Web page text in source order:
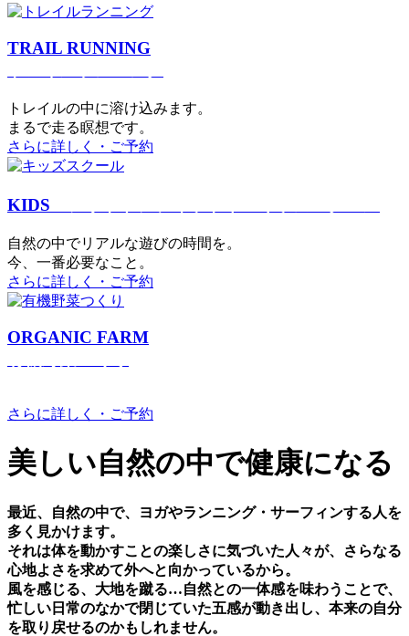
TRAIL RUNNING
トレイルの中に溶け込みます。
まるで⾛る瞑想です。
さらに詳しく・ご予約
KIDS
⾃然の中でリアルな遊びの時間を。
今、⼀番必要なこと。
さらに詳しく・ご予約
ORGANIC FARM
さらに詳しく・ご予約
美しい⾃然の中で健康になる
最近、⾃然の中で、ヨガやランニング・サーフィンする⼈を
多く⾒かけます。
それは体を動かすことの楽しさに気づいた⼈々が、さらなる
⼼地よさを求めて外へと向かっているから。
⾵を感じる、⼤地を蹴る…⾃然との⼀体感を味わうことで、
忙しい⽇常のなかで閉じていた五感が動き出し、本来の⾃分
を取り戻せるのかもしれません。